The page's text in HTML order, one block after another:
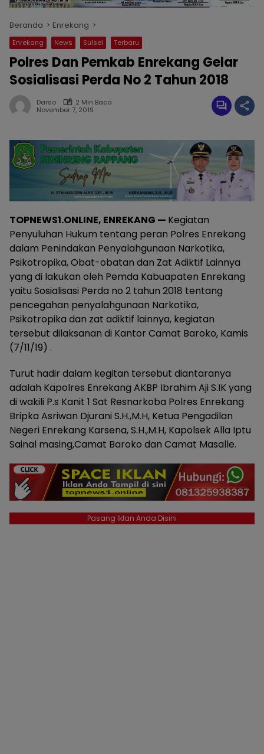
Beranda Enrekang
Enrekang News Sulsel Terbaru
Polres Dan Pemkab Enrekang Gelar
Sosialisasi Perda No 2 Tahun 2018
Darso
2 Min Baca
November 7, 2019
TOPNEWS1.ONLINE, ENREKANG — Kegiatan
Penyuluhan Hukum tentang peran Polres Enrekang
dalam Penindakan Penyalahgunaan Narkotika,
Psikotropika, Obat-obatan dan Zat Adiktif Lainnya
yang di lakukan oleh Pemda Kabuapaten Enrekang
yaitu Sosialisasi Perda no 2 tahun 2018 tentang
pencegahan penyalahgunaan Narkotika,
Psikotropika dan zat adiktif lainnya, kegiatan
tersebut dilaksanan di Kantor Camat Baroko, Kamis
(7/11/19) .
Turut hadir dalam kegitan tersebut diantaranya
adalah Kapolres Enrekang AKBP Ibrahim Aji S.IK yang
di wakili P.s Kanit 1 Sat Resnarkoba Polres Enrekang
Bripka Asriwan Djurani S.H.,M.H, Ketua Pengadilan
Negeri Enrekang Karsena, S.H.,M.H, Kapolsek Alla Iptu
Sainal masing,Camat Baroko dan Camat Masalle.
Pasang Iklan Anda Disini